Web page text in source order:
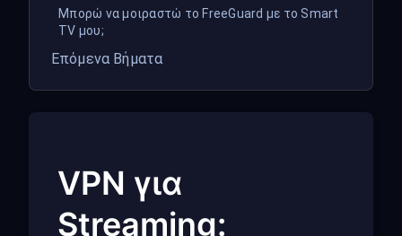
Μπορώ να μοιραστώ το FreeGuard με το Smart
TV μου;
Επόμενα Βήματα
VPN για
Streaming: